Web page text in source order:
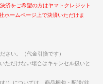
済をご希望の方はヤマトクレジット
ホームページ上で決済いただけま
さい。（代金引換です）
ただけない場合はキャンセル扱いと
む）については、商品梱包・配送(往